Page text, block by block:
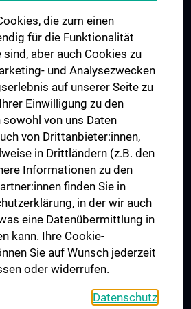
and Engagement
Lab
Jugendpsychiatrie
die zum einen
für die Funktionalität
aber auch Cookies zu
und Analysezwecken
auf unserer Seite zu
Einwilligung zu den
von uns Daten
von Drittanbieter:innen,
in Drittländern (z.B. den
Informationen zu den
finden Sie in
in der wir auch
eine Datenübermittlung in
kann. Ihre Cookie-
Sie auf Wunsch jederzeit
oder widerrufen.
Datenschutz